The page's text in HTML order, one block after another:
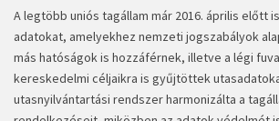
A legtöbb uniós tagállam már 2016. április előtt
adatokat, amelyekhez nemzeti jogszabályok
más hatóságok is hozzáférnek, illetve a légi
kereskedelmi céljaikra is gyűjtöttek
utasnyilvántartási rendszer harmonizálta a